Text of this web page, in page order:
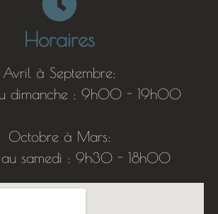
Horaires
Avril à Septembre:
dimanche : 9h00 - 19h00
Octobre à Mars:
au samedi : 9h30 - 18h00